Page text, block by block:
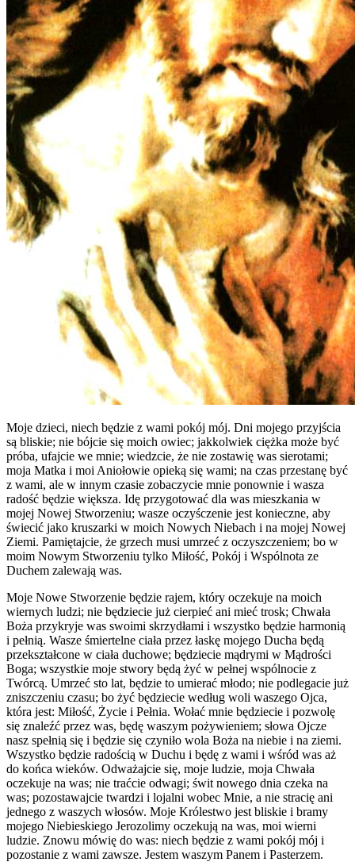
Moje dzieci, niech będzie z wami pokój mój. Dni mojego przyjścia
są bliskie; nie bójcie się moich owiec; jakkolwiek ciężka może być
próba, ufajcie we mnie; wiedzcie, że nie zostawię was sierotami;
moja Matka i moi Aniołowie opieką się wami; na czas przestanę być
z wami, ale w innym czasie zobaczycie mnie ponownie i wasza
radość będzie większa. Idę przygotować dla was mieszkania w
mojej Nowej Stworzeniu; wasze oczyśczenie jest konieczne, aby
świecić jako kruszarki w moich Nowych Niebach i na mojej Nowej
Ziemi. Pamiętajcie, że grzech musi umrzeć z oczyszczeniem; bo w
moim Nowym Stworzeniu tylko Miłość, Pokój i Wspólnota ze
Duchem zalewają was.
Moje Nowe Stworzenie będzie rajem, który oczekuje na moich
wiernych ludzi; nie będziecie już cierpieć ani mieć trosk; Chwała
Boża przykryje was swoimi skrzydłami i wszystko będzie harmonią
i pełnią. Wasze śmiertelne ciała przez łaskę mojego Ducha będą
przekształcone w ciała duchowe; będziecie mądrymi w Mądrości
Boga; wszystkie moje stwory będą żyć w pełnej wspólnocie z
Twórcą. Umrzeć sto lat, będzie to umierać młodo; nie podlegacie już
zniszczeniu czasu; bo żyć będziecie według woli waszego Ojca,
która jest: Miłość, Życie i Pełnia. Wołać mnie będziecie i pozwolę
się znaleźć przez was, będę waszym pożywieniem; słowa Ojcze
nasz spełnią się i będzie się czyniło wola Boża na niebie i na ziemi.
Wszystko będzie radością w Duchu i będę z wami i wśród was aż
do końca wieków. Odważajcie się, moje ludzie, moja Chwała
oczekuje na was; nie traćcie odwagi; świt nowego dnia czeka na
was; pozostawajcie twardzi i lojalni wobec Mnie, a nie stracię ani
jednego z waszych włosów. Moje Królestwo jest bliskie i bramy
mojego Niebieskiego Jerozolimy oczekują na was, moi wierni
ludzie. Znowu mówię do was: niech będzie z wami pokój mój i
pozostanie z wami zawsze. Jestem waszym Panem i Pasterzem.